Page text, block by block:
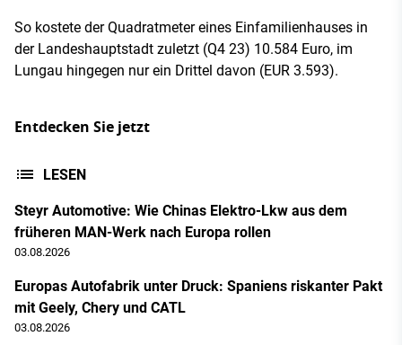
So kostete der Quadratmeter eines Einfamilienhauses in
der Landeshauptstadt zuletzt (Q4 23) 10.584 Euro, im
Lungau hingegen nur ein Drittel davon (EUR 3.593).
Entdecken Sie jetzt
LESEN
Steyr Automotive: Wie Chinas Elektro-Lkw aus dem
früheren MAN-Werk nach Europa rollen
03.08.2026
Europas Autofabrik unter Druck: Spaniens riskanter Pakt
mit Geely, Chery und CATL
03.08.2026